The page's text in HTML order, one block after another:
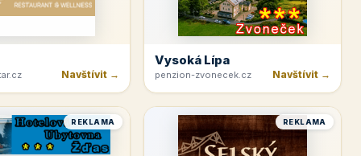
Navštívit →
Vysoká Lípa
penzion-zvonecek.cz Navštívit →
REKLAMA REKLAMA